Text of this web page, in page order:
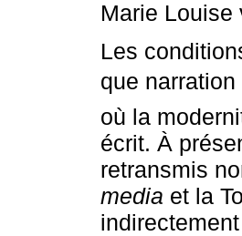
Marie Louise
Les
que narration
où la
écrit. À
retransmis
media et la